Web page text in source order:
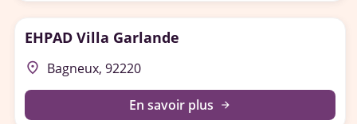
EHPAD Villa Garlande
place Bagneux, 92220
En savoir plus arrow_forward